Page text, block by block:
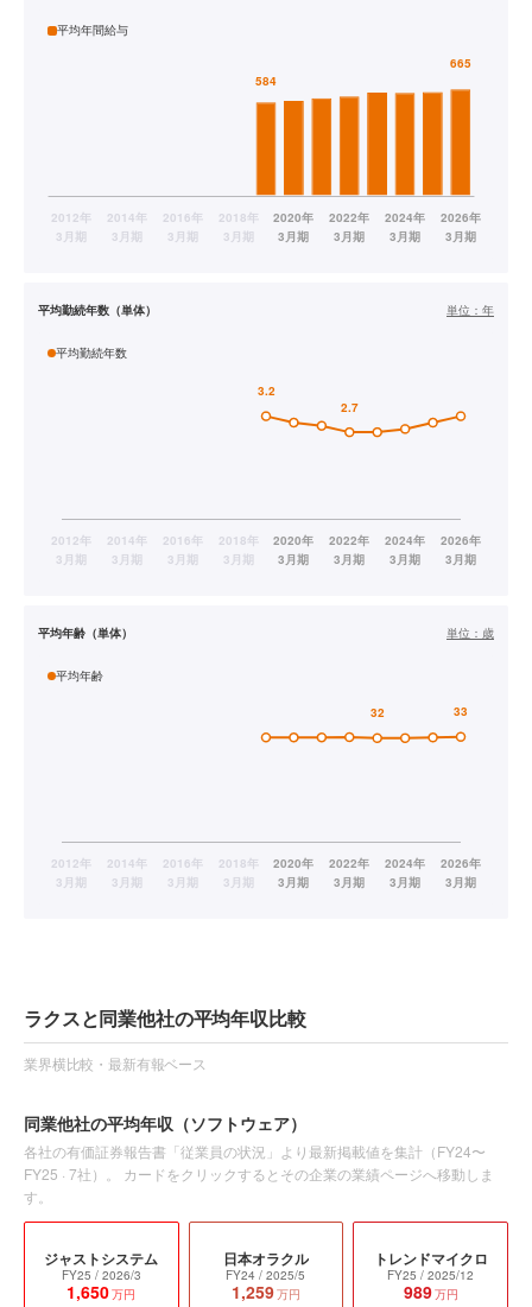
平均年間給与
平均勤続年数（単体） 単位： 年
平均勤続年数
平均年齢（単体） 単位： 歳
平均年齢
ラクスと同業他社の平均年収比較
業界横比較・最新有報ベース
同業他社の平均年収 （ソフトウェア）
各社の有価証券報告書「従業員の状況」より最新掲載値を集計（FY24〜
FY25 · 7社）。 カードをクリックするとその企業の業績ページへ移動しま
す。
ジャストシステム
FY25 / 2026/3
1,650万円
日本オラクル
FY24 / 2025/5
1,259万円
トレンドマイクロ
FY25 / 2025/12
989万円